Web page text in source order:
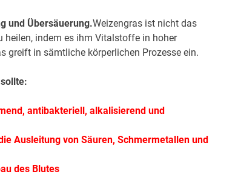
und Übersäuerung.Weizengras ist nicht das
heilen, indem es ihm Vitalstoffe in hoher
greift in sämtliche körperlichen Prozesse ein.
antibakteriell, alkalisierend und
Ausleitung von Säuren, Schmermetallen und
des Blutes